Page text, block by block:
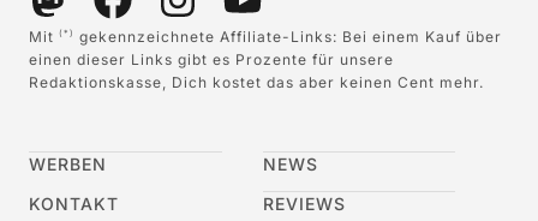
Mit (*)
gekennzeichnete Affiliate-Links: Bei einem Kauf über
einen dieser Links gibt es Prozente für unsere
Redaktionskasse, Dich kostet das aber keinen Cent mehr.
WERBEN
KONTAKT
NEWS
REVIEWS